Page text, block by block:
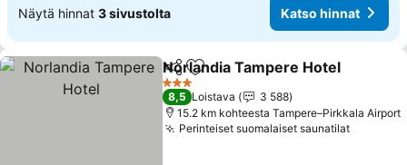
Näytä hinnat 3 sivustolta Katso hinnat
Jaa Lisää suosikkeihin
Norlandia Tampere Hotel
3 Tähtiluokitus
8,5 Loistava
3 588
15.2 km kohteesta Tampere–Pirkkala Airport
Perinteiset suomalaiset saunatilatKatso